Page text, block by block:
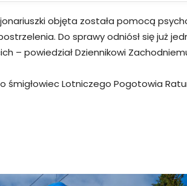
objęta została pomocą
Do sprawy odniósł się już
– powiedział Dziennikowi
śmigłowiec Lotniczego Pogotowia